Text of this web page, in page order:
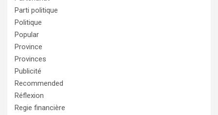
Parti politique
Politique
Popular
Province
Provinces
Publicité
Recommended
Réflexion
Regie financière